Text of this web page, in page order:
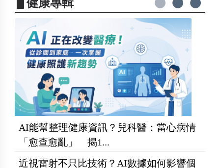
▋健康專輯
AI能幫整理健康資訊？兒科醫：當心病情
「愈查愈亂」 揭1...
近視雷射不只比技術？AI數據如何影響個